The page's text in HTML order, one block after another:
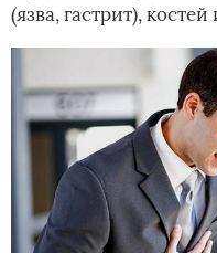
(язва, гастрит), костей